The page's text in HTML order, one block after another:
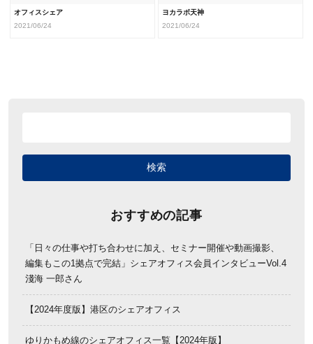
オフィスシェア
2021/06/24
ヨカラボ天神
2021/06/24
おすすめの記事
「日々の仕事や打ち合わせに加え、セミナー開催や動画撮影、
編集もこの1拠点で完結」シェアオフィス会員インタビューVol.4
淺海 一郎さん
【2024年度版】港区のシェアオフィス
ゆりかもめ線のシェアオフィス一覧【2024年版】